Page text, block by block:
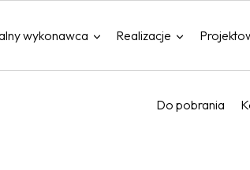
wykonawca Realizacje
Do pobrania